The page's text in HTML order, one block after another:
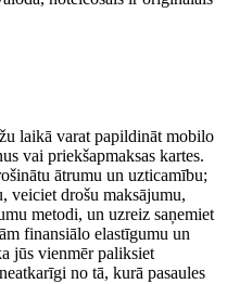
laikā varat papildināt mobilo
vai priekšapmaksas kartes.
ātrumu un uzticamību;
veiciet drošu maksājumu,
metodi, un uzreiz saņemiet
finansiālo elastīgumu un
jūs vienmēr paliksiet
no tā, kurā pasaules